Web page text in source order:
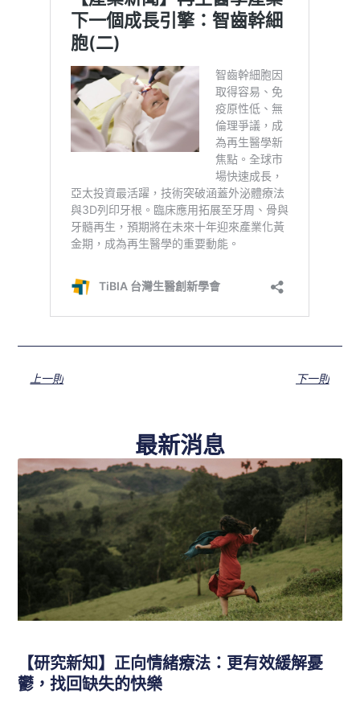
上一則 下一則
最新消息
【研究新知】正向情緒療法：更有效緩解憂
鬱，找回缺失的快樂